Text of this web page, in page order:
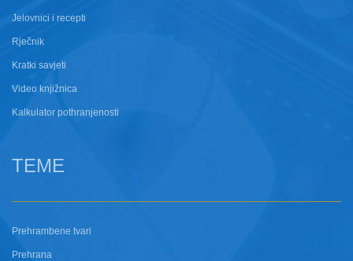
Jelovnici i recepti
Rječnik
Kratki savjeti
Video knjižnica
Kalkulator pothranjenosti
TEME
Prehrambene tvari
Prehrana